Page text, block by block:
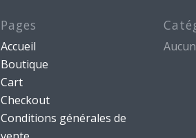
Pages
Accueil
Boutique
Cart
Checkout
Conditions générales de